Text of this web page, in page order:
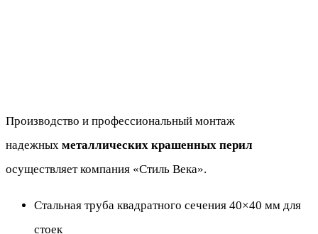
Производство и профессиональный монтаж
надежных металлических крашенных перил
осуществляет компания «Стиль Века».
Стальная труба квадратного сечения 40×40 мм для
стоек